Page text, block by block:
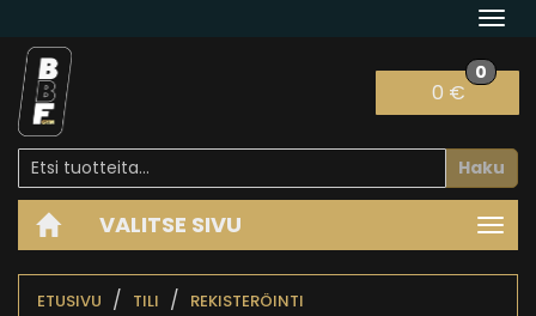
0 €
0
Haku
VALITSE SIVU
ETUSIVU TILI REKISTERÖINTI